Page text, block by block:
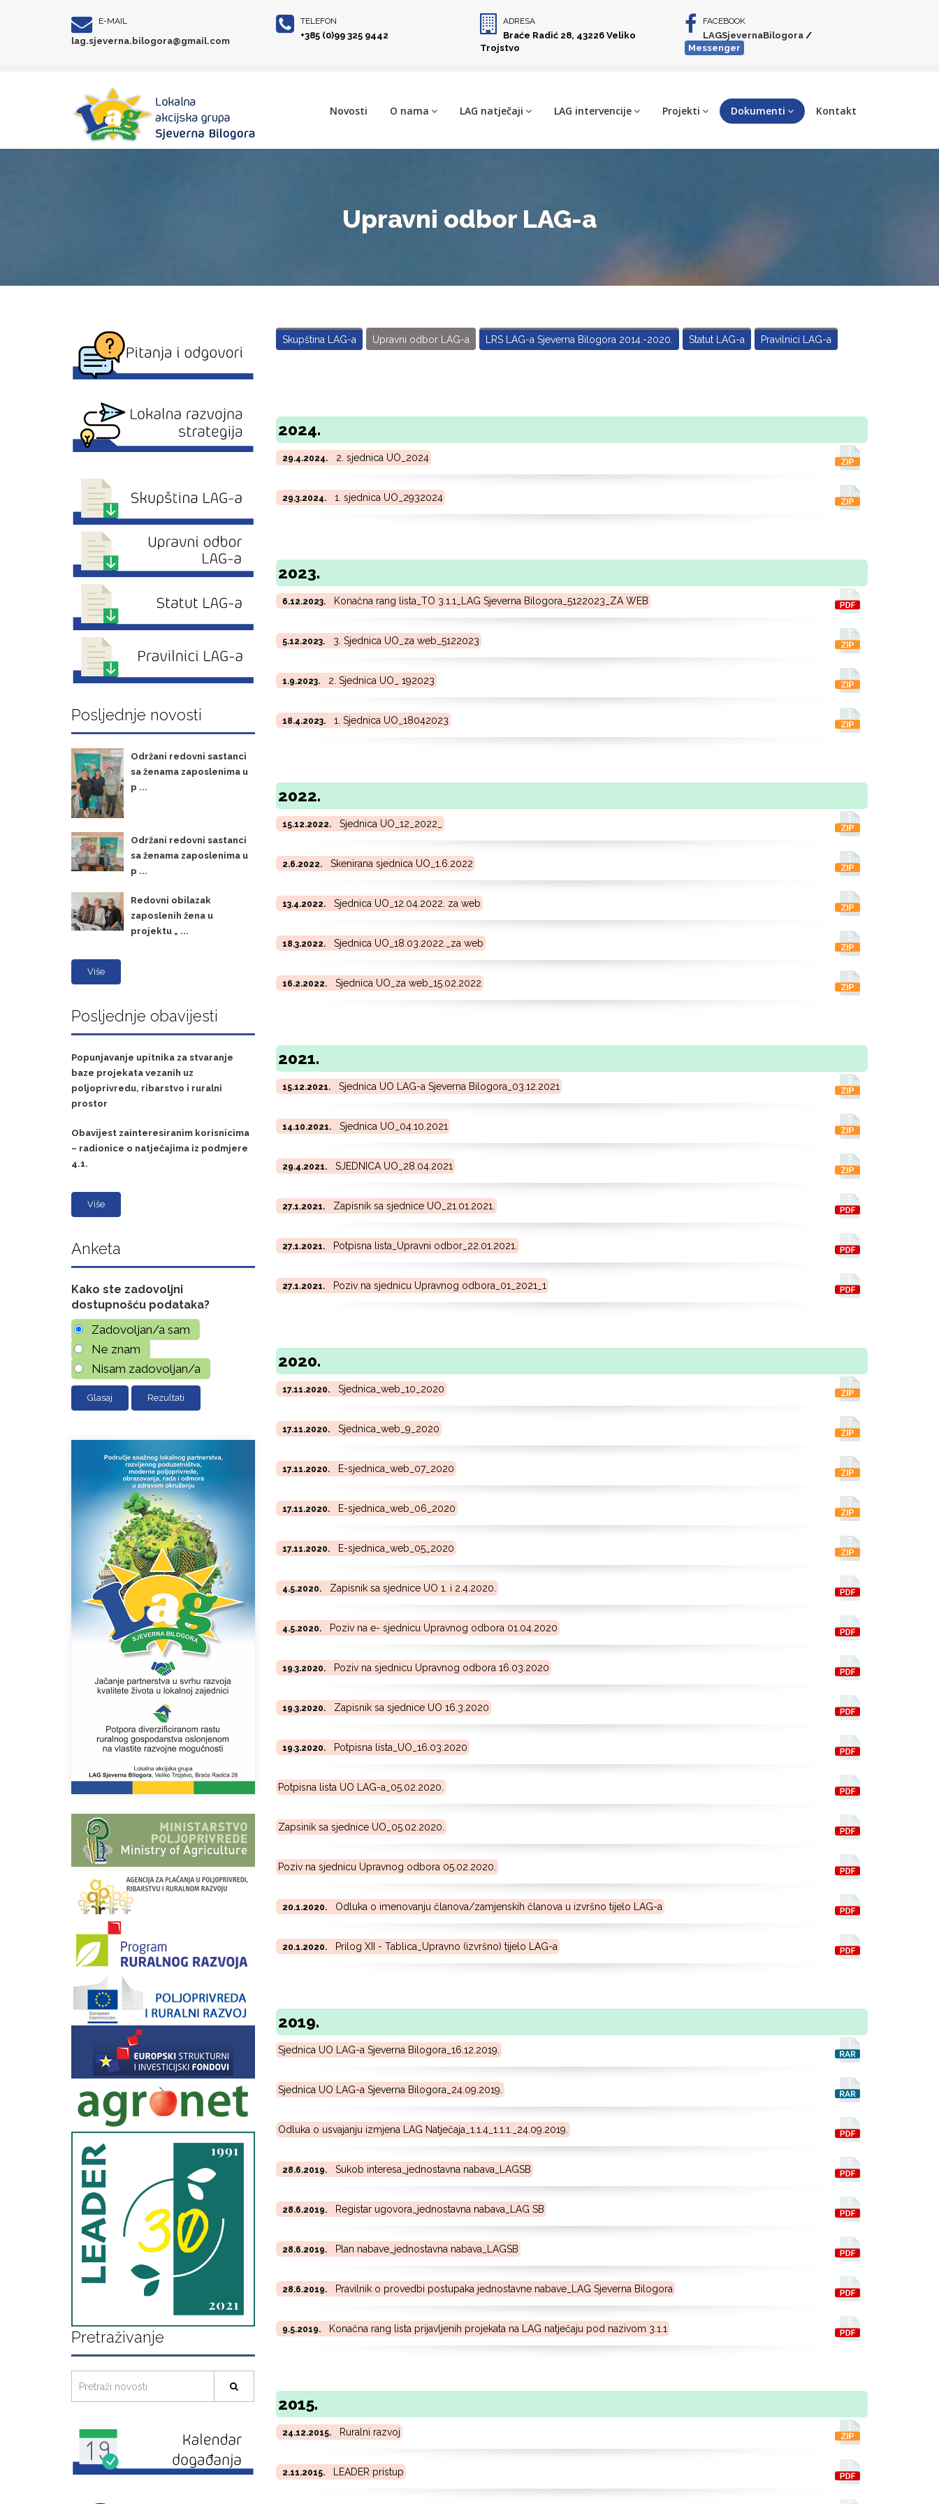
E-MAIL
lag.sjeverna.bilogora@gmail.com
TELEFON
+385 (0)99 325 9442
ADRESA
Braće Radić 28, 43226 Veliko
Trojstvo
FACEBOOK
LAGSjevernaBilogora/
Messenger
Novosti O nama LAG natječaji LAG intervencije Projekti Dokumenti Kontakt
Upravni odbor LAG-a
Skupština LAG-a Upravni odbor LAG-a LRS LAG-a Sjeverna Bilogora 2014.-2020. Statut LAG-a Pravilnici LAG-a
2024.
29.4.2024. 2. sjednica UO_2024
29.3.2024. 1. sjednica UO_2932024
2023.
6.12.2023. Konačna rang lista_TO 3.1.1_LAG Sjeverna Bilogora_5122023_ZA WEB
5.12.2023. 3. Sjednica UO_za web_5122023
1.9.2023. 2. Sjednica UO_ 192023
18.4.2023. 1. Sjednica UO_18042023
2022.
15.12.2022. Sjednica UO_12_2022_
2.6.2022. Skenirana sjednica UO_1.6.2022
13.4.2022. Sjednica UO_12.04.2022. za web
18.3.2022. Sjednica UO_18.03.2022._za web
16.2.2022. Sjednica UO_za web_15.02.2022
2021.
15.12.2021. Sjednica UO LAG-a Sjeverna Bilogora_03.12.2021
14.10.2021. Sjednica UO_04.10.2021
29.4.2021. SJEDNICA UO_28.04.2021
27.1.2021. Zapisnik sa sjednice UO_21.01.2021.
27.1.2021. Potpisna lista_Upravni odbor_22.01.2021.
27.1.2021. Poziv na sjednicu Upravnog odbora_01_2021_1
2020.
17.11.2020. Sjednica_web_10_2020
17.11.2020. Sjednica_web_9_2020
17.11.2020. E-sjednica_web_07_2020
17.11.2020. E-sjednica_web_06_2020
17.11.2020. E-sjednica_web_05_2020
4.5.2020. Zapisnik sa sjednice UO 1. i 2.4.2020.
4.5.2020. Poziv na e- sjednicu Upravnog odbora 01.04.2020
19.3.2020. Poziv na sjednicu Upravnog odbora 16.03.2020
19.3.2020. Zapisnik sa sjednice UO 16.3.2020
19.3.2020. Potpisna lista_UO_16.03.2020
Potpisna lista UO LAG-a_05.02.2020.
Zapsinik sa sjednice UO_05.02.2020.
Poziv na sjednicu Upravnog odbora 05.02.2020.
20.1.2020. Odluka o imenovanju članova/zamjenskih članova u izvršno tijelo LAG-a
20.1.2020. Prilog XII - Tablica_Upravno (izvršno) tijelo LAG-a
2019.
Sjednica UO LAG-a Sjeverna Bilogora_16.12.2019.
Sjednica UO LAG-a Sjeverna Bilogora_24.09.2019.
Odluka o usvajanju izmjena LAG Natječaja_1.1.4_1.1.1._24.09.2019.
28.6.2019. Sukob interesa_jednostavna nabava_LAGSB
28.6.2019. Registar ugovora_jednostavna nabava_LAG SB
28.6.2019. Plan nabave_jednostavna nabava_LAGSB
28.6.2019. Pravilnik o provedbi postupaka jednostavne nabave_LAG Sjeverna Bilogora
9.5.2019. Konačna rang lista prijavljenih projekata na LAG natječaju pod nazivom 3.1.1
2015.
24.12.2015. Ruralni razvoj
2.11.2015. LEADER pristup
Posljednje novosti
Održani redovni sastanci
sa ženama zaposlenima u
p ...
Održani redovni sastanci
sa ženama zaposlenima u
p ...
Redovni obilazak
zaposlenih žena u
projektu „ ...
Više
Posljednje obavijesti
Popunjavanje upitnika za stvaranje
baze projekata vezanih uz
poljoprivredu, ribarstvo i ruralni
prostor
Obavijest zainteresiranim korisnicima
– radionice o natječajima iz podmjere
4.1.
Više
Anketa
Kako ste zadovoljni
dostupnošću podataka?
Zadovoljan/a sam
Ne znam
Nisam zadovoljan/a
Rezultati
Pretraživanje